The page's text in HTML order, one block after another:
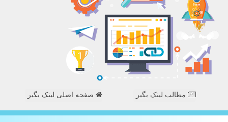
مطالب لینک بگیر صفحه اصلی لینک بگیر